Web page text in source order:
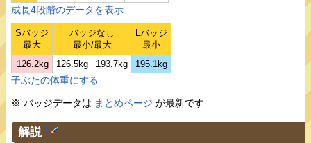
成長4段階のデータを表示
Sバッジ
最大
バッジなし
最小/最大
Lバッジ
最小
126.2kg
126.5kg 193.7kg 195.1kg
子ぶたの体重にする
※ バッジデータは まとめページ が最新です
解説 †